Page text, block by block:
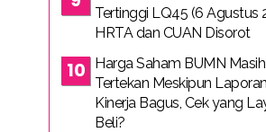
Tertinggi LQ45 (6 Agustus
HRTA dan CUAN Disorot
Harga Saham BUMN Masih
Tertekan Meskipun Laporan
Kinerja Bagus, Cek yang
Beli?